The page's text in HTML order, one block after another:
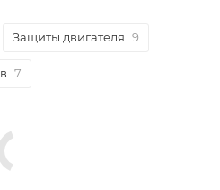
Защиты двигателя 9
7